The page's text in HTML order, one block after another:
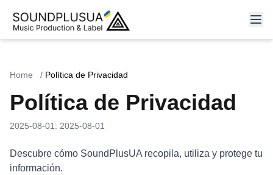
Home / Política de Privacidad
Política de Privacidad
2025-08-01 : 2025-08-01
Descubre cómo SoundPlusUA recopila, utiliza y protege tu
información.